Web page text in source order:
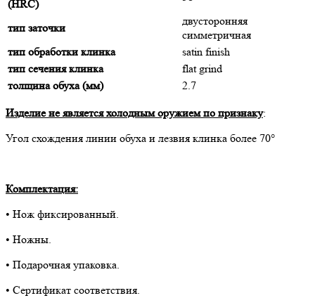
(HRC)
тип заточки
двусторонняя
симметричная
тип обработки клинка
satin finish
тип сечения клинка
flat grind
толщина обуха (мм)
2.7
Изделие не является холодным оружием по признаку:
Угол схождения линии обуха и лезвия клинка более 70°
Комплектация:
• Нож фиксированный.
• Ножны.
• Подарочная упаковка.
• Сертификат соответствия.